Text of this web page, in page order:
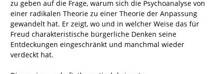
zu geben auf die Frage, warum sich die Psychoanalyse von
einer radikalen Theorie zu einer Theorie der Anpassung
gewandelt hat. Er zeigt, wo und in welcher Weise das für
Freud charakteristische bürgerliche Denken seine
Entdeckungen eingeschränkt und manchmal wieder
verdeckt hat.